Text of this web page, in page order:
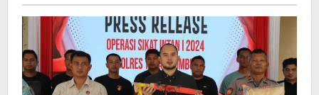
35
Perkara
dengan
39
Tersangka